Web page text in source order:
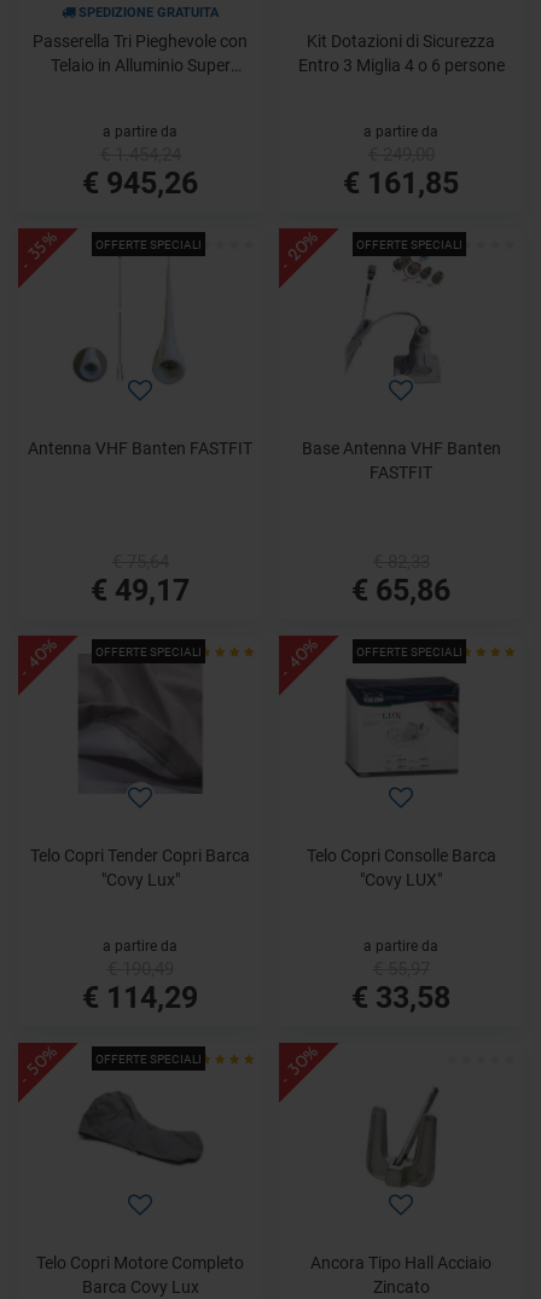
SPEDIZIONE GRATUITA
Passerella Tri Pieghevole con
Telaio in Alluminio Super
a partire da
€ 945,26
Kit Dotazioni di Sicurezza
Entro 3 Miglia 4 o 6 persone
a partire da
€ 161,85
OFFERTE SPECIALI
- 35%
Antenna VHF Banten FASTFIT
€ 49,17
OFFERTE SPECIALI
- 20%
Base Antenna VHF Banten
FASTFIT
€ 65,86
OFFERTE SPECIALI
- 40%
Telo Copri Tender Copri Barca
"Covy Lux"
a partire da
€ 114,29
OFFERTE SPECIALI
- 40%
Telo Copri Consolle Barca
"Covy LUX"
a partire da
€ 33,58
OFFERTE SPECIALI
- 50%
Telo Copri Motore Completo
Barca Covy Lux
- 30%
Ancora Tipo Hall Acciaio
Zincato